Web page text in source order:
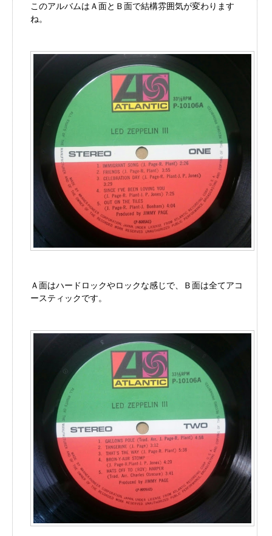
このアルバムはＡ面とＢ面で結構雰囲気が変わります
ね。
Ａ面はハードロックやロックな感じで、Ｂ面は全てアコ
ースティックです。